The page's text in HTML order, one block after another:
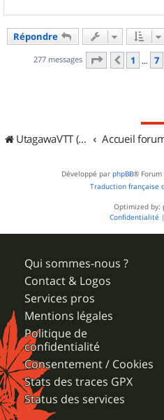
Répondre
277 messages Page 9sur 28
1 … 7
UtagawaVTT (Randos VTT et VTTAE avec traces GPS) Accueil
Développé par phpBB® Forum
Traduction française
Optimized by:
Confidentialité |
Qui sommes-nous ?
Contact & Logos
Services pros
Mentions légales
Politique de
confidentialité
Consentement / Cookies
Stats des traces GPX
Status des services